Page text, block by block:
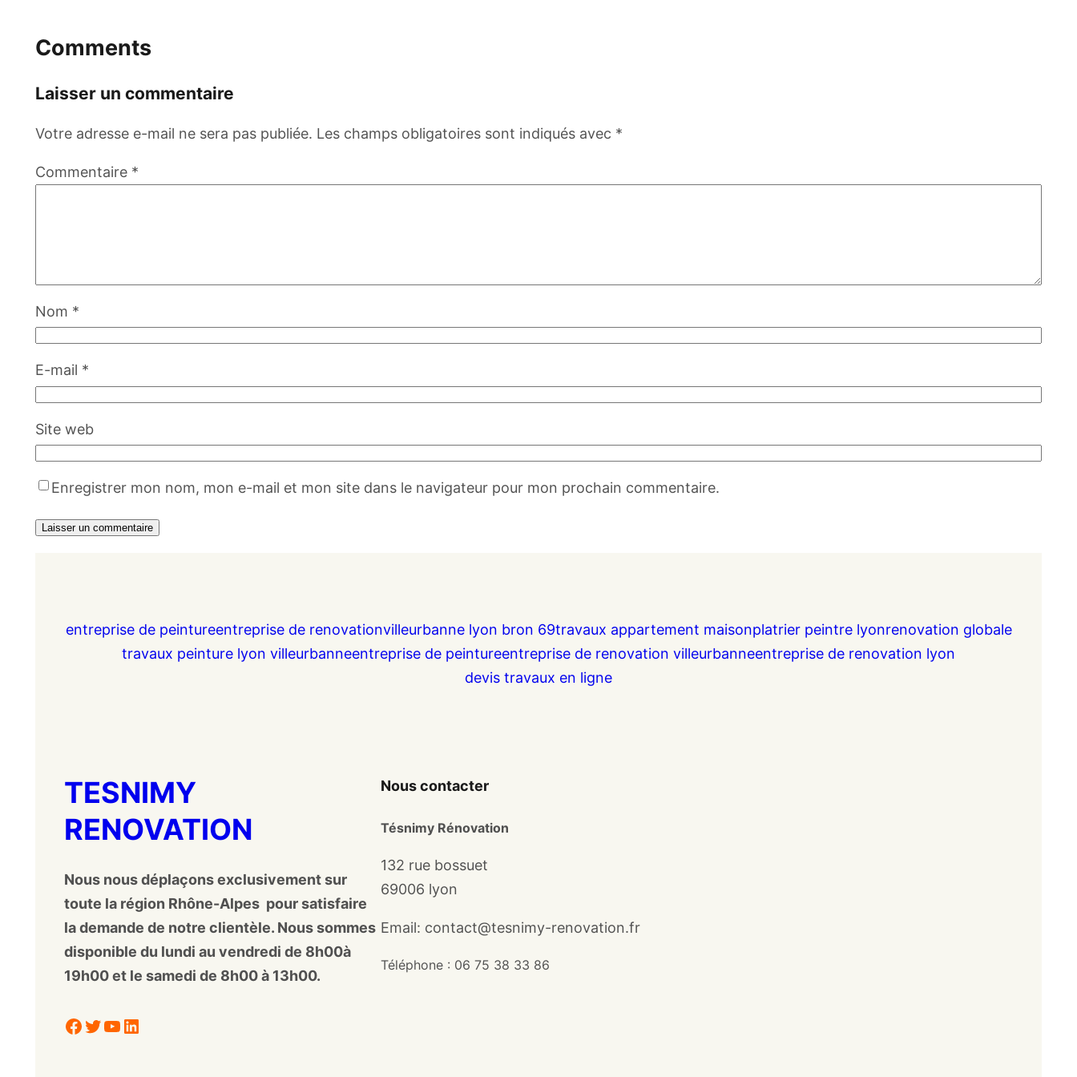
Comments
Laisser un commentaire
Votre adresse e-mail ne sera pas publiée. Les champs obligatoires sont indiqués avec *
Commentaire *
Nom *
E-mail *
Site web
Enregistrer mon nom, mon e-mail et mon site dans le navigateur pour mon prochain commentaire.
entreprise de peintureentreprise de renovationvilleurbanne lyon bron 69travaux appartement maisonplatrier peintre lyonrenovation globale
travaux peinture lyon villeurbanneentreprise de peintureentreprise de renovation villeurbanneentreprise de renovation lyon
devis travaux en ligne
TESNIMY
RENOVATION
Nous nous déplaçons exclusivement sur
toute la région Rhône-Alpes pour satisfaire
la demande de notre clientèle. Nous sommes
disponible du lundi au vendredi de 8h00à
19h00 et le samedi de 8h00 à 13h00.
Facebook Twitter YouTube LinkedIn
Nous contacter
Tésnimy Rénovation
132 rue bossuet
69006 lyon
Email: contact@tesnimy-renovation.fr
Téléphone : 06 75 38 33 86